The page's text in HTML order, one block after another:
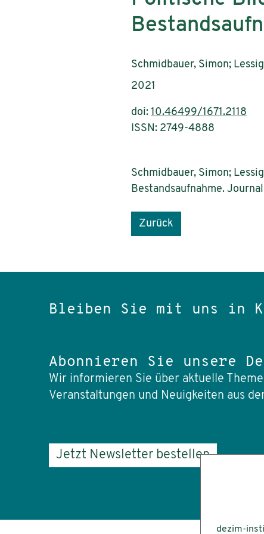
AutorInnen:
Schmidbauer, Simon;
Publikationsjahr:
2021
doi: 10.46499/1671.2118
ISSN: 2749-4888
Schmidbauer, Simon;
Bestandsaufnahme.
Zurück
Bleiben Sie mit uns in
Abonnieren Sie unsere
Wir informieren Sie über aktuelle
Veranstaltungen und Neuigkeiten aus
Jetzt Newsletter bestellen
dezim-